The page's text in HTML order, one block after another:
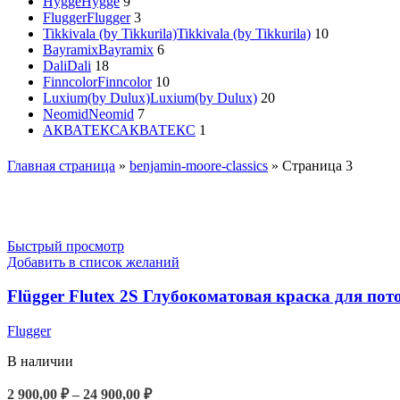
FluggerFlugger 3
Tikkivala (by Tikkurila)Tikkivala (by Tikkurila) 10
BayramixBayramix 6
DaliDali 18
FinncolorFinncolor 10
Luxium(by Dulux)Luxium(by Dulux) 20
NeomidNeomid 7
АКВАТЕКСАКВАТЕКС 1
Главная страница » benjamin-moore-classics » Страница 3
Быстрый просмотр
Добавить в список желаний
Flügger Flutex 2S Глубокоматовая краска для
Flugger
В наличии
2 900,00 ₽ – 24 900,00 ₽Диапазон